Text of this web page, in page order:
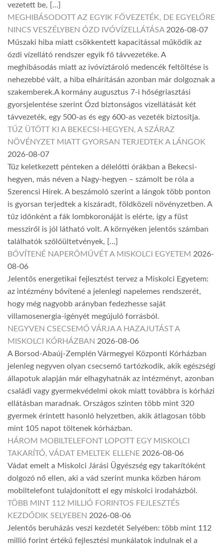
vezetett be, […]
MEGHIBÁSODOTT AZ EGYIK FŐVEZETÉK, DE EGYELŐRE
NINCS VESZÉLYBEN ÓZD IVÓVÍZELLÁTÁSA 2026-08-07
Műszaki hiba miatt csökkentett kapacitással működik az
ózdi vízellátó rendszer egyik fő távvezetéke. A
meghibásodás miatt az ivóvíztároló medencék feltöltése is
nehezebbé vált, a hiba elhárításán azonban már dolgoznak a
szakemberek.A kormány augusztus 7-i hőségriasztási
gyorsjelentése szerint Ózd biztonságos vízellátását két
távvezeték, egy 500-as és egy 600-as vezeték biztosítja.
TŰZ ÜTÖTT KI A BEKECSI-HEGYEN, A SZÁRAZ
NÖVÉNYZET MIATT GYORSAN TERJEDTEK A LÁNGOK
2026-08-07
Tűz keletkezett pénteken a délelőtti órákban a Bekecsi-
hegyen, más néven a Nagy-hegyen – számolt be róla a
Szerencsi Hírek. A beszámoló szerint a lángok több ponton
is gyorsan terjedtek a kiszáradt, földközeli növényzetben. A
tűz időnként a fák lombkoronáját is elérte, így a füst
messziről is jól látható volt. A környéken jelentős számban
találhatók szőlőültetvények, […]
BŐVÍTENÉ NAPERŐMŰVÉT A MISKOLCI EGYETEM 2026-
08-06
Jelentős energetikai fejlesztést tervez a Miskolci Egyetem:
az intézmény bővítené a jelenlegi napelemes rendszerét,
hogy még nagyobb arányban fedezhesse saját
villamosenergia-igényét megújuló forrásból.
NEGYVEN CSECSEMŐ VÁRJA A HAZAJUTÁST A
MISKOLCI KÓRHÁZBAN 2026-08-06
A Borsod-Abaúj-Zemplén Vármegyei Központi Kórházban
jelenleg negyven olyan csecsemő tartózkodik, akik egészségi
állapotuk alapján már elhagyhatnák az intézményt, azonban
családi vagy gyermekvédelmi okok miatt továbbra is kórházi
ellátásban maradnak. Országos szinten több mint 320
gyermek érintett hasonló helyzetben, akik átlagosan több
mint 105 napot töltenek kórházban.
HÁROM MOBILTELEFONT LOPOTT EGY MISKOLCI
TAKARÍTÓ, VÁDAT EMELTEK ELLENE 2026-08-06
Vádat emelt a Miskolci Járási Ügyészség egy takarítóként
dolgozó nő ellen, aki a vád szerint munka közben három
mobiltelefont tulajdonított el egy miskolci irodaházból.
TÖBB MINT 112 MILLIÓ FORINTOS FEJLESZTÉS
KEZDŐDIK SELYEBEN 2026-08-06
Jelentős beruházás veszi kezdetét Selyében: több mint 112
millió forint értékű fejlesztési munkálatok indulnak el a